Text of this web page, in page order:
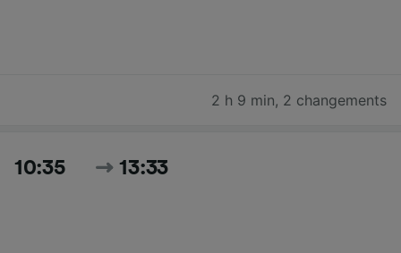
2 h 9 min, 2 changements
10:35 13:33